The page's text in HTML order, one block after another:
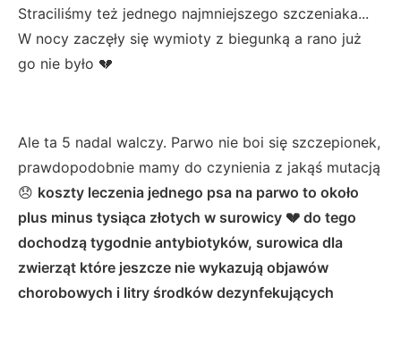
Straciliśmy też jednego najmniejszego szczeniaka...
W nocy zaczęły się wymioty z biegunką a rano już
go nie było 💔
Ale ta 5 nadal walczy. Parwo nie boi się szczepionek,
prawdopodobnie mamy do czynienia z jakąś mutacją
😞 koszty leczenia jednego psa na parwo to około
plus minus tysiąca złotych w surowicy 💔 do tego
dochodzą tygodnie antybiotyków, surowica dla
zwierząt które jeszcze nie wykazują objawów
chorobowych i litry środków dezynfekujących